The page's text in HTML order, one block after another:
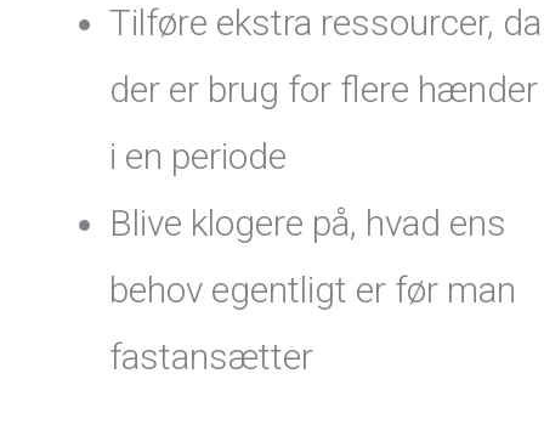
Tilføre ekstra ressourcer, da
der er brug for flere hænder
i en periode
Blive klogere på, hvad ens
behov egentligt er før man
fastansætter